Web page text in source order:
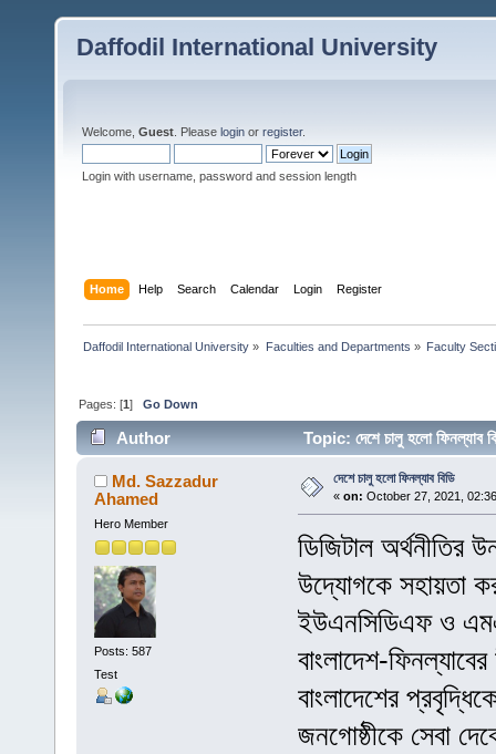
Daffodil International University
Welcome, Guest . Please login or register.
Login with username, password and session length
Home Help Search Calendar Login Register
Daffodil International University » Faculties and Departments » Faculty
Pages: [1]Go Down
Author Topic: দেশে চালু হলো
Md. Sazzadur
Ahamed
Hero Member
Posts: 587
Test
দেশে চালু হলো ফিনল্যাব বিডি
« on: October 27, 2021,
ডিজিটাল অর্থনীতির
উদ্যোগকে সহায়তা
ইউএনসিডিএফ ও
বাংলাদেশ-
বাংলাদেশের
জনগোষ্ঠীকে সেবা